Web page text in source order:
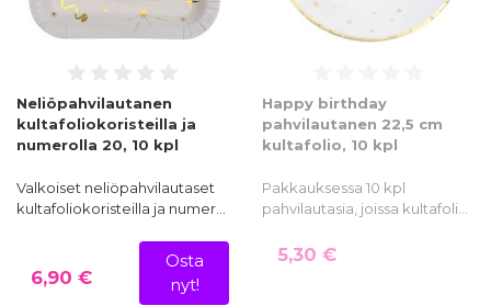
Neliöpahvilautanen
kultafoliokoristeilla ja
numerolla 20, 10 kpl
Valkoiset neliöpahvilautaset
kultafoliokoristeilla ja numer…
6,90 €
Osta
nyt!
Happy birthday
pahvilautanen 22,5 cm
kultafolio, 10 kpl
Pakkauksessa 10 kpl
pahvilautasia, joissa kultafoli…
5,30 €